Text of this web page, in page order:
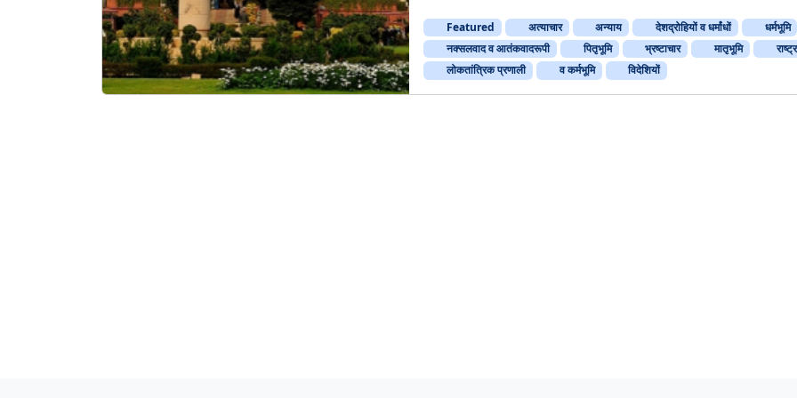
Featured अत्याचार अन्‍याय देशद्रोहियों व धर्मांधों
धर्मभूमि
नक्सलवाद व आतंकवादरूपी
पितृभूमि भ्रष्टाचार मातृभूमि
लोकतांत्रिक प्रणाली
व कर्मभूमि विदेशियों